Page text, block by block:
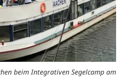
beim Integrativen Segelcamp am